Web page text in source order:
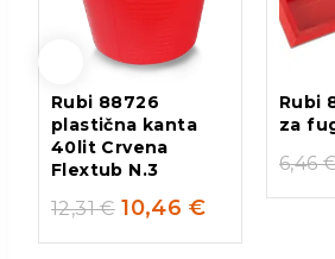
Rubi 88726
plastična kanta
40lit Crvena
Flextub N.3
12,31€ 10,46 €
Rubi
za
6,46